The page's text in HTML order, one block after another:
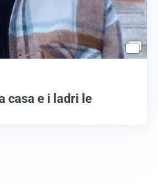
casa e i ladri le